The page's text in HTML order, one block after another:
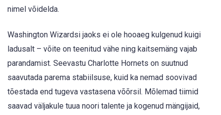
nimel võidelda.
Washington Wizardsi jaoks ei ole hooaeg kulgenud kuigi
ladusalt – võite on teenitud vähe ning kaitsemäng vajab
parandamist. Seevastu Charlotte Hornets on suutnud
saavutada parema stabiilsuse, kuid ka nemad soovivad
tõestada end tugeva vastasena võõrsil. Mõlemad tiimid
saavad väljakule tuua noori talente ja kogenud mängijaid,